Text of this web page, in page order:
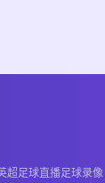
超足球直播足球录像